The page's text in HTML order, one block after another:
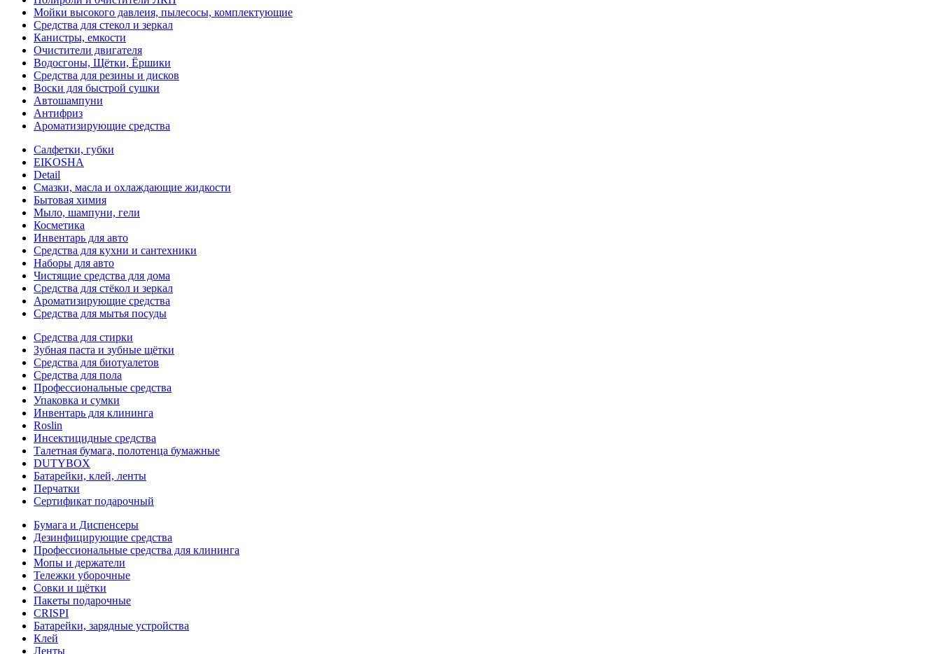
Мойки высокого давлеия, пылесосы, комплектующие
Средства для стекол и зеркал
Канистры, емкости
Очистители двигателя
Водосгоны, Щётки, Ёршики
Средства для резины и дисков
Воски для быстрой сушки
Автошампуни
Антифриз
Ароматизирующие средства
Салфетки, губки
EIKOSHA
Detail
Смазки, масла и охлаждающие жидкости
Бытовая химия
Мыло, шампуни, гели
Косметика
Инвентарь для авто
Средства для кухни и сантехники
Наборы для авто
Чистящие средства для дома
Средства для стёкол и зеркал
Ароматизирующие средства
Средства для мытья посуды
Средства для стирки
Зубная паста и зубные щётки
Средства для биотуалетов
Средства для пола
Профессиональные средства
Упаковка и сумки
Инвентарь для клининга
Roslin
Инсектицидные средства
Талетная бумага, полотенца бумажные
DUTYBOX
Батарейки, клей, ленты
Перчатки
Сертификат подарочный
Бумага и Диспенсеры
Дезинфицирующие средства
Профессиональные средства для клининга
Мопы и держатели
Тележки уборочные
Совки и щётки
Пакеты подарочные
CRISPI
Батарейки, зарядные устройства
Клей
Ленты